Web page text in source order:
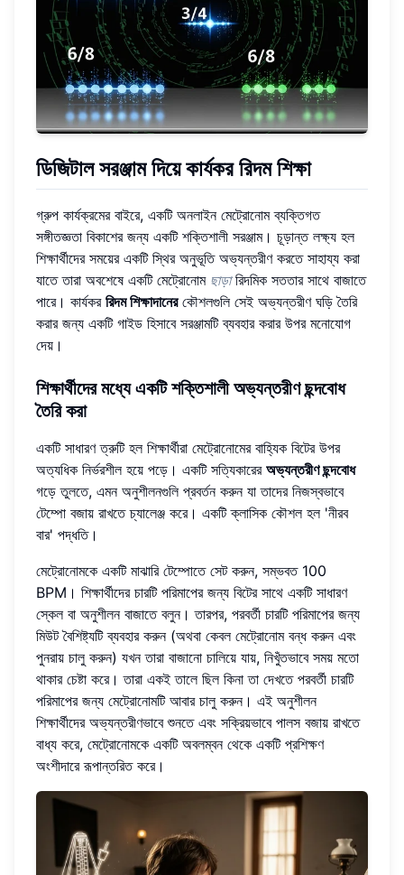
ডিজিটাল সরঞ্জাম দিয়ে কার্যকর রিদম শিক্ষা
গ্রুপ কার্যক্রমের বাইরে, একটি অনলাইন মেট্রোনোম ব্যক্তিগত
সঙ্গীতজ্ঞতা বিকাশের জন্য একটি শক্তিশালী সরঞ্জাম। চূড়ান্ত লক্ষ্য হল
শিক্ষার্থীদের সময়ের একটি স্থির অনুভূতি অভ্যন্তরীণ করতে সাহায্য করা
যাতে তারা অবশেষে একটি মেট্রোনোম ছাড়ারিদমিক সততার সাথে বাজাতে
পারে। কার্যকর রিদম শিক্ষাদানেরকৌশলগুলি সেই অভ্যন্তরীণ ঘড়ি তৈরি
করার জন্য একটি গাইড হিসাবে সরঞ্জামটি ব্যবহার করার উপর মনোযোগ
দেয়।
শিক্ষার্থীদের মধ্যে একটি শক্তিশালী অভ্যন্তরীণ ছন্দবোধ
তৈরি করা
একটি সাধারণ ত্রুটি হল শিক্ষার্থীরা মেট্রোনোমের বাহ্যিক বিটের উপর
অত্যধিক নির্ভরশীল হয়ে পড়ে। একটি সত্যিকারের অভ্যন্তরীণ ছন্দবোধ
গড়ে তুলতে, এমন অনুশীলনগুলি প্রবর্তন করুন যা তাদের নিজস্বভাবে
টেম্পো বজায় রাখতে চ্যালেঞ্জ করে। একটি ক্লাসিক কৌশল হল 'নীরব
বার' পদ্ধতি।
মেট্রোনোমকে একটি মাঝারি টেম্পোতে সেট করুন, সম্ভবত 100
BPM। শিক্ষার্থীদের চারটি পরিমাপের জন্য বিটের সাথে একটি সাধারণ
স্কেল বা অনুশীলন বাজাতে বলুন। তারপর, পরবর্তী চারটি পরিমাপের জন্য
মিউট বৈশিষ্ট্যটি ব্যবহার করুন (অথবা কেবল মেট্রোনোম বন্ধ করুন এবং
পুনরায় চালু করুন) যখন তারা বাজানো চালিয়ে যায়, নিখুঁতভাবে সময় মতো
থাকার চেষ্টা করে। তারা একই তালে ছিল কিনা তা দেখতে পরবর্তী চারটি
পরিমাপের জন্য মেট্রোনোমটি আবার চালু করুন। এই অনুশীলন
শিক্ষার্থীদের অভ্যন্তরীণভাবে শুনতে এবং সক্রিয়ভাবে পালস বজায় রাখতে
বাধ্য করে, মেট্রোনোমকে একটি অবলম্বন থেকে একটি প্রশিক্ষণ
অংশীদারে রূপান্তরিত করে।